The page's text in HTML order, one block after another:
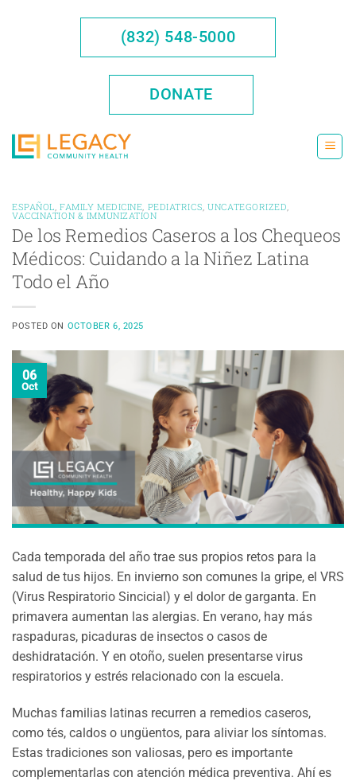
(832) 548-5000
DONATE
ESPAÑOL ,FAMILY MEDICINE PEDIATRICS ,UNCATEGORIZED
VACCINATION & IMMUNIZATION
De los Remedios Caseros a los Chequeos
Médicos: Cuidando a la Niñez Latina
Todo el Año
POSTED ON OCTOBER 6, 2025
06
Oct
Cada temporada del año trae sus propios retos para la
salud de tus hijos. En invierno son comunes la gripe, el VRS
(Virus Respiratorio Sincicial) y el dolor de garganta. En
primavera aumentan las alergias. En verano, hay más
raspaduras, picaduras de insectos o casos de
deshidratación. Y en otoño, suelen presentarse virus
respiratorios y estrés relacionado con la escuela.
Muchas familias latinas recurren a remedios caseros,
como tés, caldos o ungüentos, para aliviar los síntomas.
Estas tradiciones son valiosas, pero es importante
complementarlas con atención médica preventiva. Ahí es